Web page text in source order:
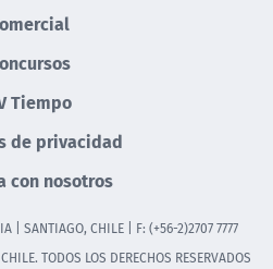
Tiempo
de privacidad
con nosotros
| SANTIAGO, CHILE | F: (+56-2)2707 7777
TODOS LOS DERECHOS RESERVADOS